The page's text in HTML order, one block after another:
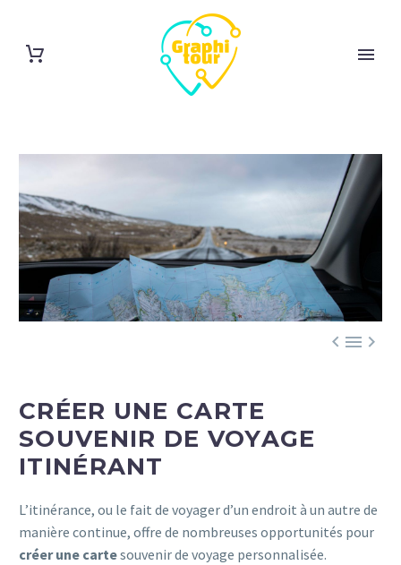

CRÉER UNE CARTE
SOUVENIR DE VOYAGE
ITINÉRANT
L’itinérance, ou le fait de voyager d’un endroit à un autre de
manière continue, offre de nombreuses opportunités pour
créer une cartesouvenir de voyage personnalisée.